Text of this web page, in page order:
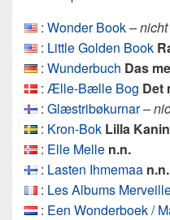
: Wonder Book–
: Little Golden Book
: Wunderbuch Das
: Ælle-Bælle Bog Det
: Glæstribøkurnar–
: Kron-Bok Lilla
: Elle Melle n.n.
: Lasten Ihmemaa n.n.
: Les Albums
: Een Wonderboek /